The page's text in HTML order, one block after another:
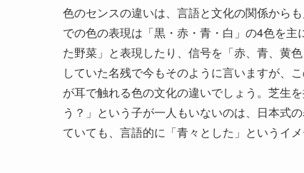
色のセンスの違いは、言語と文化の関係から
での色の表現は「黒・赤・青・白」の4色を
た野菜」と表現したり、信号を「赤、青、黄
していた名残で今もそのように言いますが、
が耳で触れる色の文化の違いでしょう。芝生
う？」という子が一人もいないのは、日本式
ていても、言語的に「青々とした」というイ